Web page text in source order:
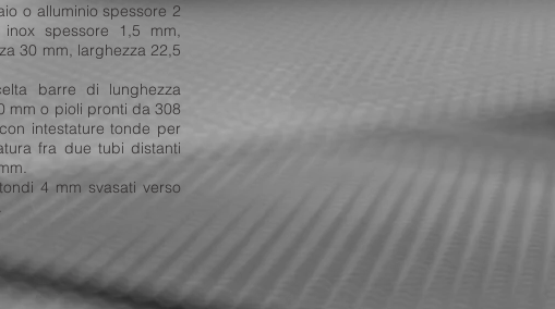
o alluminio spessore 2
inox spessore 1,5 mm,
30 mm, larghezza 22,5
barre di lunghezza
mm o pioli pronti da 308
intestature tonde per
fra due tubi distanti
4 mm svasati verso